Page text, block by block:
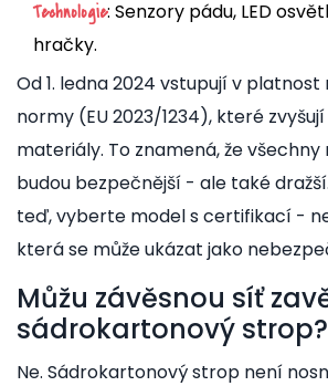
Technologie: Senzory pádu, LED
hračky.
Od 1. ledna 2024 vstupují v
normy (EU 2023/1234), které
materiály. To znamená, že
budou bezpečnější - ale také
teď, vyberte model s certifikací -
která se může ukázat jako
Můžu závěsnou síť
sádrokartonový strop?
Ne. Sádrokartonový strop není